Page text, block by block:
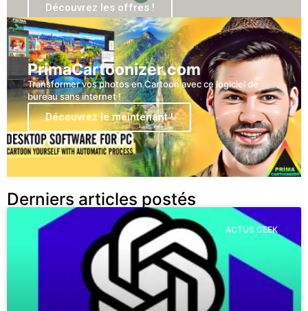
Découvrez les offres !
PrimaCartoonizer.com
Transformer vos photos en Cartoon avec ce logiciel de
bureau sans internet !
Découvrez le maintenant !
Derniers articles postés
ACTUS GEEK